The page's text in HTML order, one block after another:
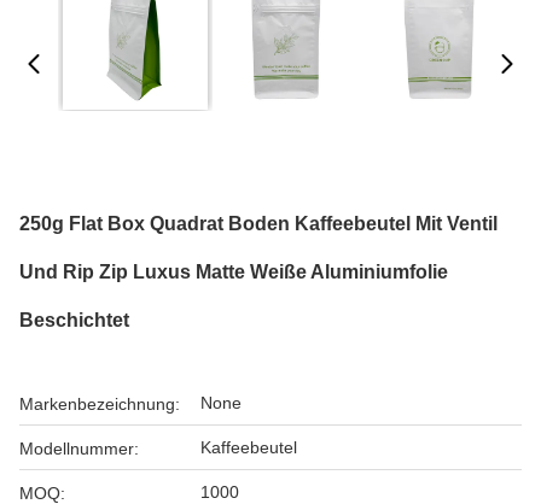
250g Flat Box Quadrat Boden Kaffeebeutel Mit Ventil
Und Rip Zip Luxus Matte Weiße Aluminiumfolie
Beschichtet
Markenbezeichnung: None
Modellnummer: Kaffeebeutel
MOQ: 1000